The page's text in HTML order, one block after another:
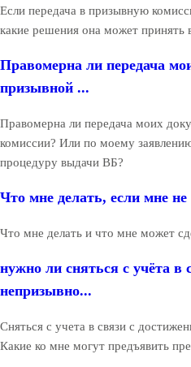
Если передача в призывную
какие решения она может принять
Правомерна ли передача
призывной ...
Правомерна ли передача моих
комиссии? Или по моему
процедуру выдачи ВБ?
Что мне делать, если мне
Что мне делать и что мне может
нужно ли сняться с учёта в
непризывно...
Сняться с учета в связи с
Какие ко мне могут предъявить